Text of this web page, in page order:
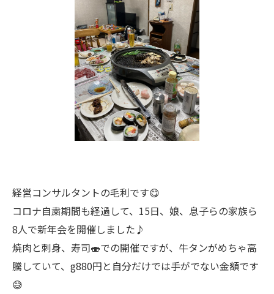
経営コンサルタントの毛利です😋
コロナ自粛期間も経過して、15日、娘、息子らの家族ら
8人で新年会を開催しました♪
焼肉と刺身、寿司🍣での開催ですが、牛タンがめちゃ高
騰していて、g880円と自分だけでは手がでない金額です
😅